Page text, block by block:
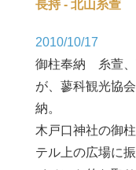
長持 - 北山糸萱
2010/10/17
御柱奉納 糸萱、
が、蓼科観光協
納。
木戸口神社の御
テル上の広場に